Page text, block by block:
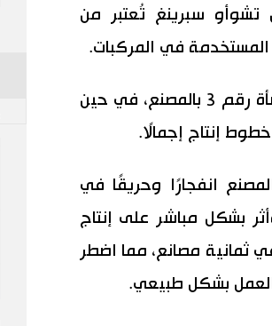
تشوأو سبرينغ تُعتبر من
المستخدمة في المركبات.
وأدى الحادث إلى تعليق العمل في خطي إنتاج داخل المنشأة رقم 3 بالمصنع، في حين
إنتاج إجمالًا.
انفجارًا وحريقًا في
عاملين وأثر بشكل مباشر على إنتاج
الحادث إلى تعليق 13 خط إنتاج في ثمانية مصانع، مما اضطر
العمل بشكل طبيعي.